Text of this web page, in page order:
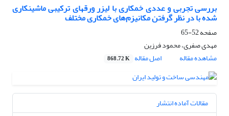
بررسی تجربی و عددی خمکاری با لیزر ورقهای ترکیبی ماشینکاری
شده با در نظر گرفتن مکانیزم‌های خمکاری مختلف
صفحه52-65
مهدی صفری، محمود فرزین
مشاهده مقاله
اصل مقاله 868.72 K
مقالات آماده انتشار